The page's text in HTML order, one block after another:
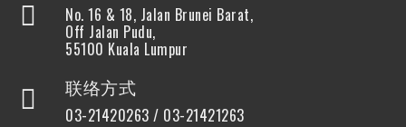
No. 16 & 18, Jalan Brunei Barat,
Off Jalan Pudu,
55100 Kuala Lumpur
联络方式
03-21420263 / 03-21421263